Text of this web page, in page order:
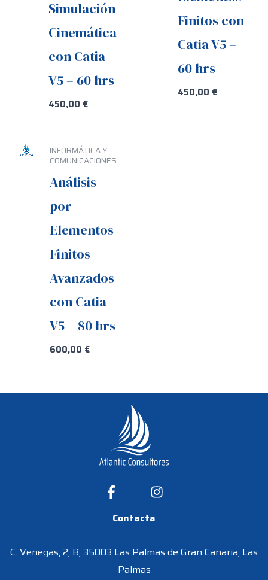
Simulación
Cinemática
con Catia
V5 – 60 hrs
450,00 €
Finitos con
Catia V5 –
60 hrs
450,00 €
INFORMÁTICA Y
COMUNICACIONES
Análisis
por
Elementos
Finitos
Avanzados
con Catia
V5 – 80 hrs
600,00 €
Contacta
C. Venegas, 2, B, 35003 Las Palmas de Gran Canaria, Las
Palmas